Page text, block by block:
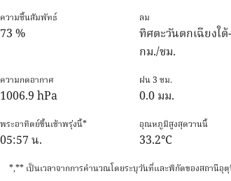
ความชื้นสัมพัทธ์
73%
ลม
ทิศตะวันตกเฉียงใต้
กม./ชม.
ความกดอากาศ
1006.9hPa
ฝน 3 ชม.
0.0มม.
พระอาทิตย์ขึ้นเช้าพรุ่งนี้*
05:57น.
อุณหภูมิสูงสุดวานนี้
33.2°C
*,** เป็นเวลาจากการคำนวณโดยระบุวันที่และพิกัดของสถานีอุ